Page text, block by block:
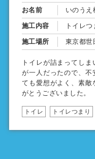
お名前 いのうえ
施工内容 トイレつ
施工場所 東京都世
トイレが詰まってし
が一人だったので、不
ても愛想がよく、素敵
がとうございました。
トイレ トイレつまり